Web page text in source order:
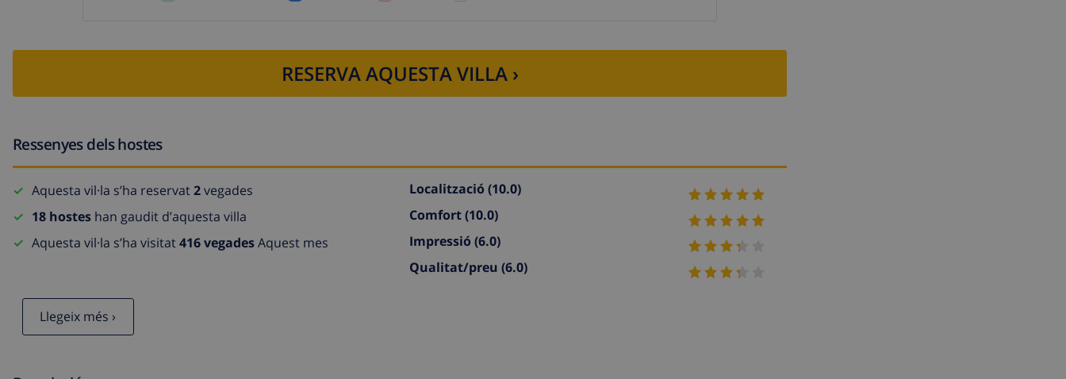
RESERVA AQUESTA VILLA ›
Ressenyes dels hostes
Aquesta vil·la s’ha reservat2vegades
18 hostes han gaudit d’aquesta villa
Aquesta vil·la s’ha visitat416 vegadesAquest mes
Localització (10.0)
Comfort(10.0)
Impressió (6.0)
Qualitat/preu (6.0)
Llegeix més ›